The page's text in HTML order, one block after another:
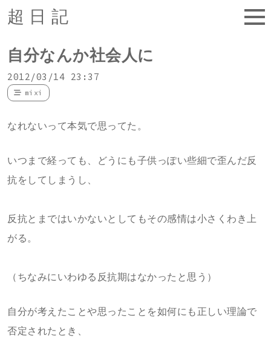
超日記
自分なんか社会人に
2012/03/14 23:37
mixi
なれないって本気で思ってた。
いつまで経っても、どうにも子供っぽい些細で歪んだ反
抗をしてしまうし、
反抗とまではいかないとしてもその感情は小さくわき上
がる。
（ちなみにいわゆる反抗期はなかったと思う）
自分が考えたことや思ったことを如何にも正しい理論で
否定されたとき、